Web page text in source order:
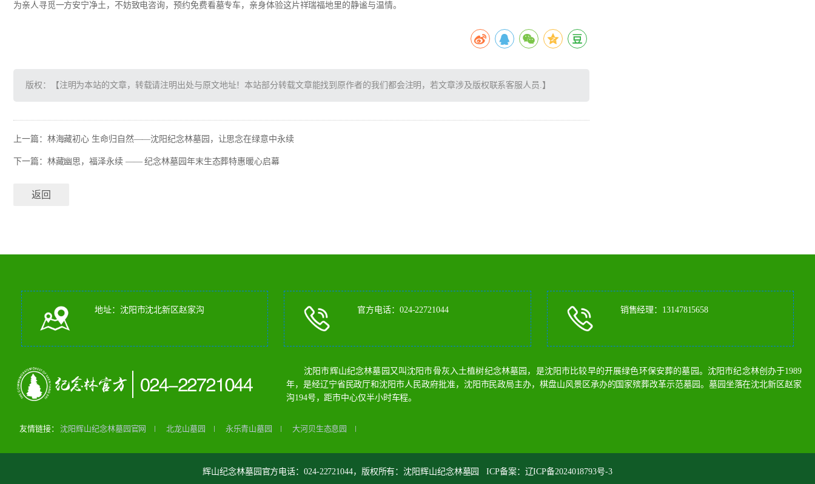
为亲人寻觅一方安宁净土，不妨致电咨询，预约免费看墓专车，亲身体验这片祥瑞福地里的静谧与温情。
版权：【注明为本站的文章，转载请注明出处与原文地址！本站部分转载文章能找到原作者的我们都会注明，若文章涉及版权联系客服人员.】
上一篇： 林海藏初心 生命归自然——沈阳纪念林墓园，让思念在绿意中永续
下一篇： 林藏幽思，福泽永续 —— 纪念林墓园年末生态葬特惠暖心启幕
返回
地址：沈阳市沈北新区赵家沟 官方电话：024-22721044 销售经理：13147815658
沈阳市辉山纪念林墓园又叫沈阳市骨灰入土植树纪念林墓园，是沈阳市比较早的开展绿色环保安葬的墓园。沈阳市纪念林创办于1989
年，是经辽宁省民政厅和沈阳市人民政府批准，沈阳市民政局主办，棋盘山风景区承办的国家殡葬改革示范墓园。墓园坐落在沈北新区赵家
沟194号，距市中心仅半小时车程。
友情链接：沈阳辉山纪念林墓园官网 北龙山墓园 永乐青山墓园 大河贝生态息园
辉山纪念林墓园官方电话：024-22721044，版权所有：沈阳辉山纪念林墓园 ICP备案： 辽ICP备2024018793号-3